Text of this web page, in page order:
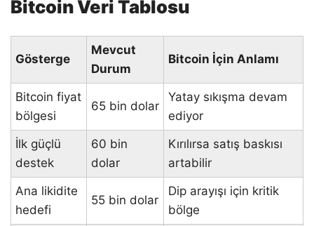
Bitcoin Veri Tablosu
Gösterge
Mevcut
Durum
Bitcoin İçin Anlamı
Bitcoin fiyat
bölgesi
65 bin dolar
Yatay sıkışma devam
ediyor
İlk güçlü
destek
60 bin
dolar
Kırılırsa satış baskısı
artabilir
Ana likidite
hedefi
55 bin dolar
Dip arayışı için kritik
bölge